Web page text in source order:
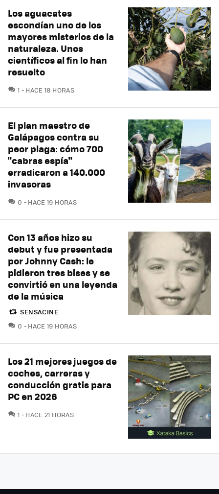
Los aguacates
escondían uno de los
mayores misterios de la
naturaleza. Unos
científicos al fin lo han
resuelto
1 COMENTARIOS
HACE 18 HORAS
El plan maestro de
Galápagos contra su
peor plaga: cómo 700
"cabras espía"
erradicaron a 140.000
invasoras
0 COMENTARIOS
HACE 19 HORAS
Con 13 años hizo su
debut y fue presentada
por Johnny Cash: le
pidieron tres bises y se
convirtió en una leyenda
de la música
SENSACINE
0 COMENTARIOS
HACE 19 HORAS
Los 21 mejores juegos de
coches, carreras y
conducción gratis para
PC en 2026
1 COMENTARIOS
HACE 21 HORAS